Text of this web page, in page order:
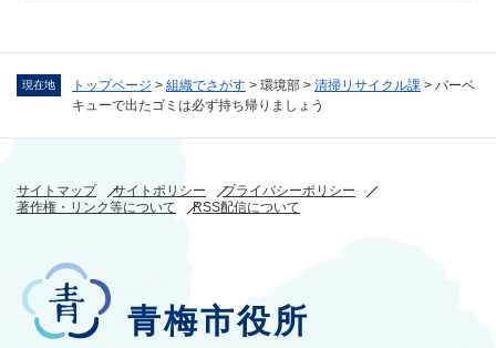
現在地 トップページ > 組織でさがす > 環境部 > 清掃リサイクル課 > バーベ
キューで出たゴミは必ず持ち帰りましょう
サイトマップ サイトポリシー
プライバシーポリシー
著作権・リンク等について
RSS配信について
青梅市役所